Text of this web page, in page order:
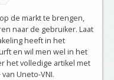
de markt te brengen,
naar de gebruiker. Laat
heeft in het
en wil men wel in het
het volledige artikel met
Uneto-VNI.